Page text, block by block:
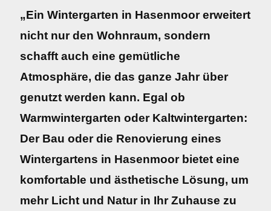
„Ein Wintergarten in Hasenmoor erweitert
nicht nur den Wohnraum, sondern
schafft auch eine gemütliche
Atmosphäre, die das ganze Jahr über
genutzt werden kann. Egal ob
Warmwintergarten oder Kaltwintergarten:
Der Bau oder die Renovierung eines
Wintergartens in Hasenmoor bietet eine
komfortable und ästhetische Lösung, um
mehr Licht und Natur in Ihr Zuhause zu